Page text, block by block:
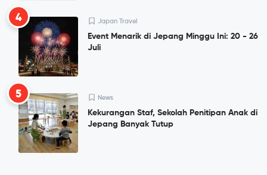
4 Japan Travel
Event Menarik di Jepang Minggu Ini: 20 - 26
Juli
5 News
Kekurangan Staf, Sekolah Penitipan Anak di
Jepang Banyak Tutup